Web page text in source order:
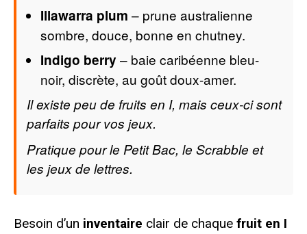
Illawarra plum – prune australienne
sombre, douce, bonne en chutney.
Indigo berry – baie caribéenne bleu-
noir, discrète, au goût doux-amer.
Il existe peu de fruits en I, mais ceux-ci sont
parfaits pour vos jeux.
Pratique pour le Petit Bac, le Scrabble et
les jeux de lettres.
Besoin d’un inventaire clair de chaque fruit en I